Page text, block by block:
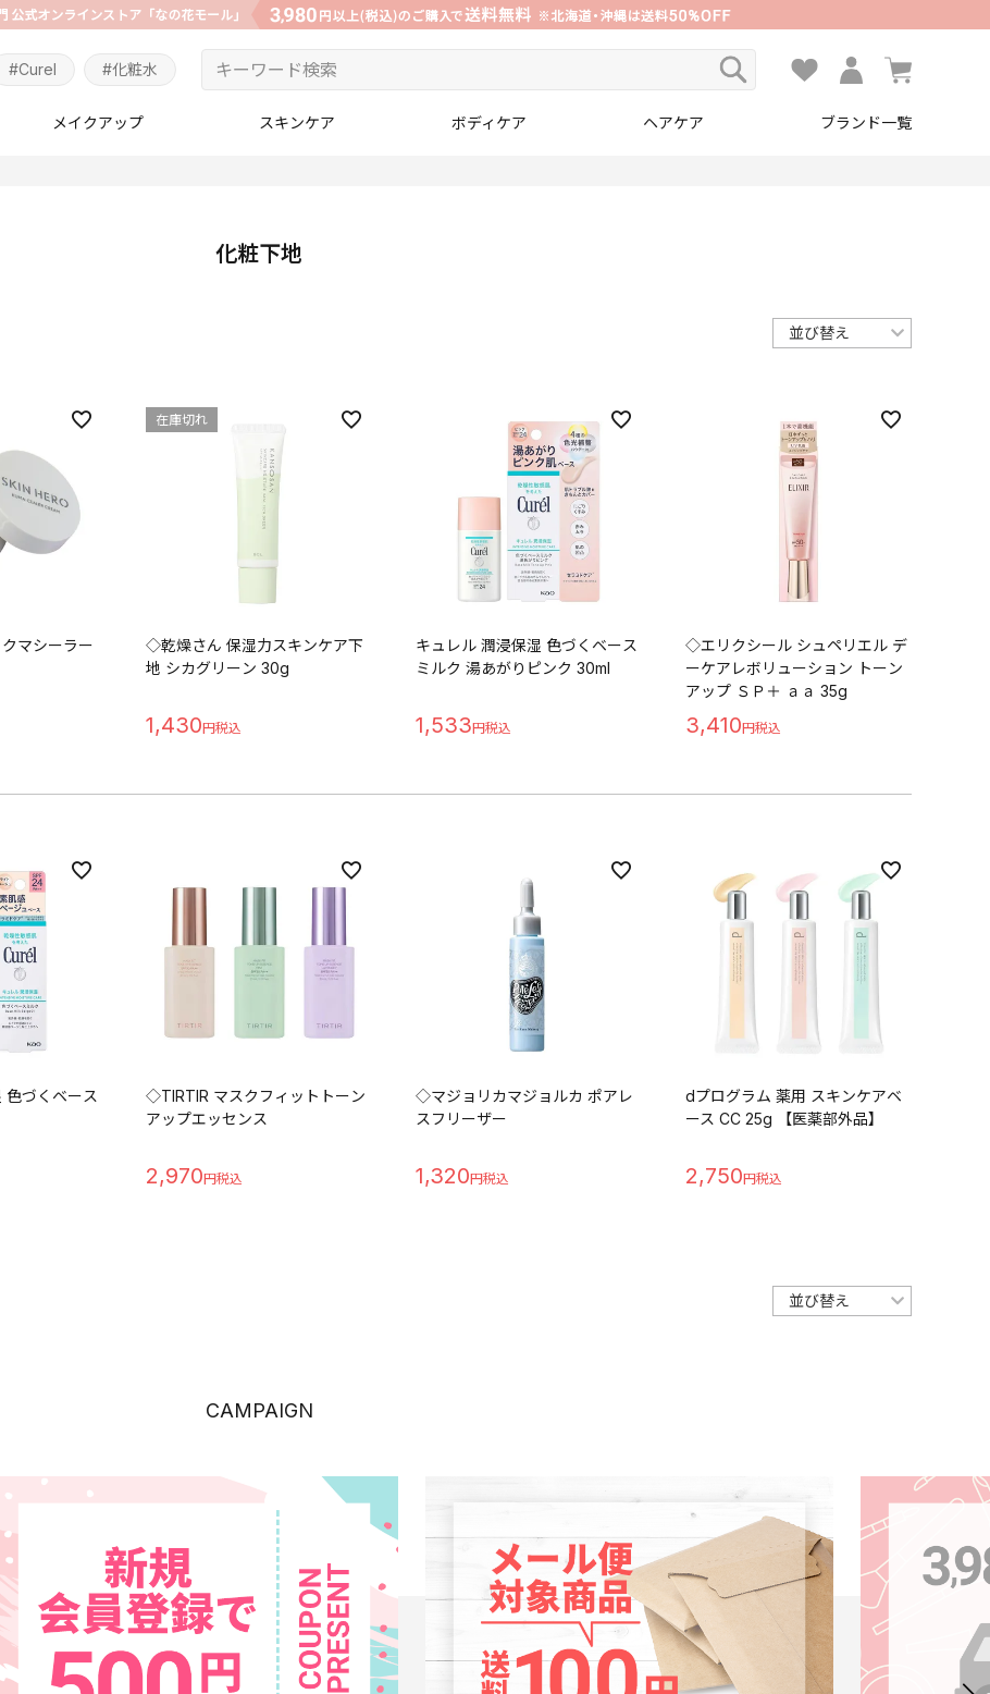
#化粧水
#Curel
メイクアップ スキンケア ボディケア ヘアケア ブランド一覧
化粧下地
マシーラー
◇乾燥さん 保湿力スキンケア下
地 シカグリーン 30g
1,430
在庫切れ
キュレル 潤浸保湿 色づくベース
ミルク 湯あがりピンク 30ml
1,533
◇エリクシール シュペリエル デ
ーケアレボリューション トーン
アップ ＳＰ＋ ａａ 35g
3,410
色づくベース
◇TIRTIR マスクフィットトーン
アップエッセンス
2,970
◇マジョリカマジョルカ ポアレ
スフリーザー
1,320
dプログラム 薬用 スキンケアベ
ース CC 25g 【医薬部外品】
2,750
CAMPAIGN